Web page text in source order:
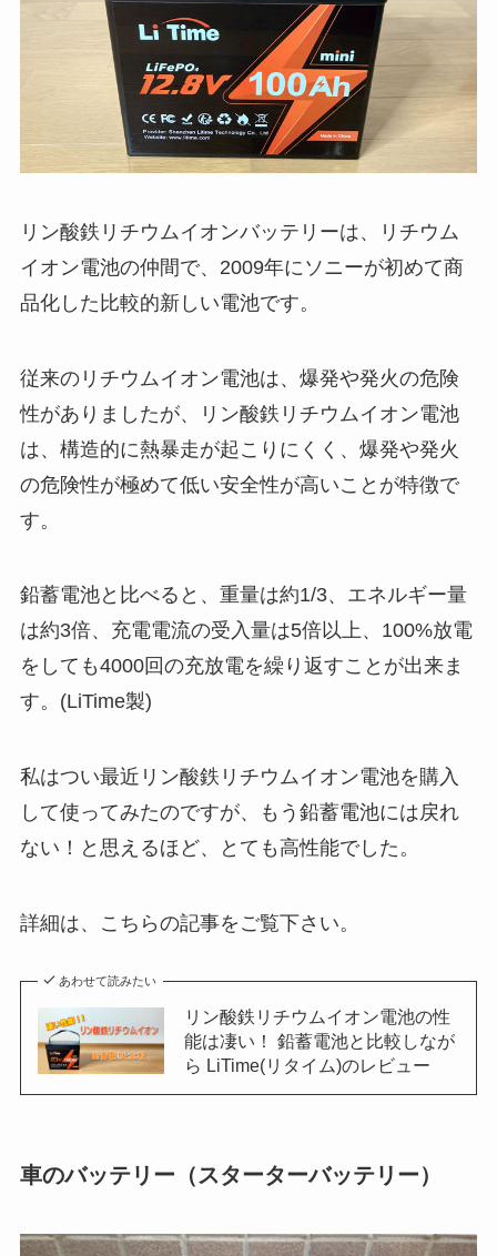
リン酸鉄リチウムイオンバッテリーは、リチウム
イオン電池の仲間で、2009年にソニーが初めて商
品化した比較的新しい電池です。
従来のリチウムイオン電池は、爆発や発火の危険
性がありましたが、リン酸鉄リチウムイオン電池
は、構造的に熱暴走が起こりにくく、爆発や発火
の危険性が極めて低い安全性が高いことが特徴で
す。
鉛蓄電池と比べると、重量は約1/3、エネルギー量
は約3倍、充電電流の受入量は5倍以上、100%放電
をしても4000回の充放電を繰り返すことが出来ま
す。(LiTime製)
私はつい最近リン酸鉄リチウムイオン電池を購入
して使ってみたのですが、もう鉛蓄電池には戻れ
ない！と思えるほど、とても高性能でした。
詳細は、こちらの記事をご覧下さい。
あわせて読みたい
リン酸鉄リチウムイオン電池の性
能は凄い！ 鉛蓄電池と比較しなが
ら LiTime(リタイム)のレビュー
車のバッテリー（スターターバッテリー）